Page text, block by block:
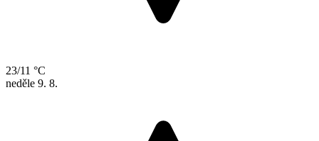
23/11 °C
neděle 9. 8.